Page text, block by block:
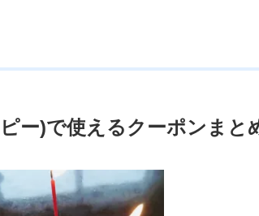
ー)で使えるクーポンまと